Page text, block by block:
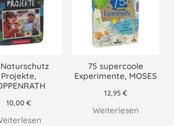
Projekte,
10,00 €
75 supercoole
Experimente, MOSES
12,95€
Weiterlesen